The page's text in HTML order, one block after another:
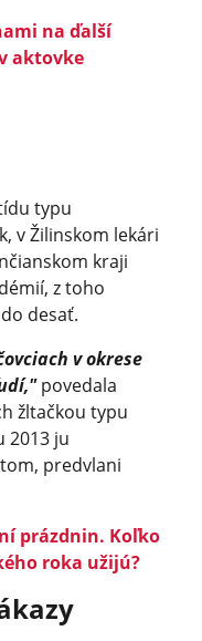
na ďalší
aktovke
typu
v Žilinskom lekári
kraji
z toho
desať.
v okrese
povedala
žltačkou typu
2013 ju
predvlani
prázdnin. Koľko
roka užijú?